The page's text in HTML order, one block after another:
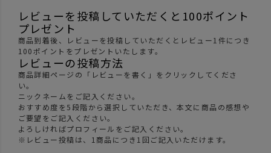
レビューを投稿していただくと100ポイント
プレゼント
商品到着後、レビューを投稿していただくとレビュー1件につき
100ポイントをプレゼントいたします。
レビューの投稿方法
商品詳細ページの「レビューを書く」をクリックしてくださ
い。
ニックネームをご記入ください。
おすすめ度を5段階から選択していただき、本文に商品の感想や
ご要望をご記入ください。
よろしければプロフィールをご記入ください。
※レビュー投稿は、1商品につき1回ご記入いただけます。